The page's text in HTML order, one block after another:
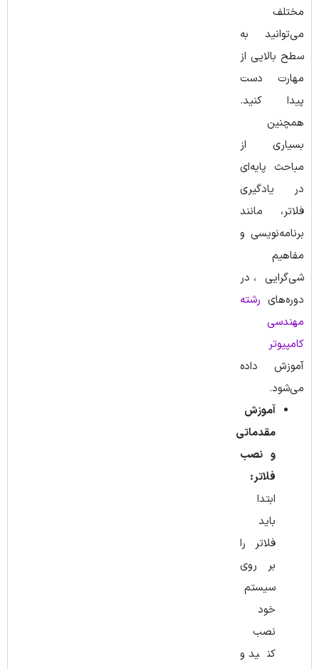
مختلف
می‌توانید به
سطح بالایی از
مهارت دست
پیدا کنید.
همچنین
بسیاری از
مباحث پایه‌ای
در یادگیری
فلاتر، مانند
برنامه‌نویسی و
مفاهیم
شی‌گرایی، در
دوره‌هایرشته
مهندسی
کامپیوتر
آموزش داده
می‌شود.
آموزش
مقدماتی
و نصب
فلاتر:
ابتدا
باید
فلاتر را
بر روی
سیستم
خود
نصب
کنید و